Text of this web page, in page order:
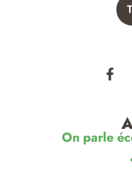
On parle